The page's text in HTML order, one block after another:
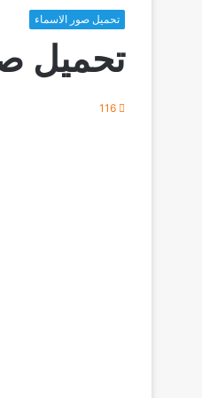
تحميل صور الاسماء
تحميل
116